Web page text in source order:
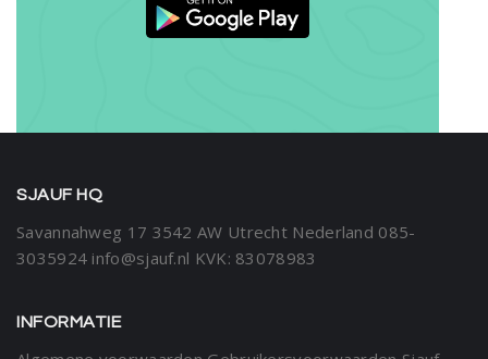
SJAUF HQ
Savannahweg 17 3542 AW Utrecht Nederland 085-
3035924 info@sjauf.nl KVK: 83078983
INFORMATIE